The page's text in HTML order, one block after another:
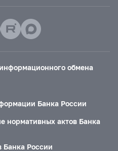
обмена
Банка России
нормативных актов Банка
Банка России